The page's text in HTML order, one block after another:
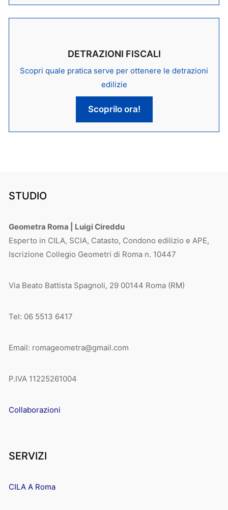
DETRAZIONI FISCALI
Scopri quale pratica serve per ottenere le detrazioni
edilizie
Scoprilo ora!
STUDIO
Geometra Roma | Luigi Cireddu
Esperto in CILA, SCIA, Catasto, Condono edilizio e APE,
Iscrizione Collegio Geometri di Roma n. 10447
Via Beato Battista Spagnoli, 29 00144 Roma (RM)
Tel: 06 5513 6417
Email: romageometra@gmail.com
P.IVA 11225261004
Collaborazioni
SERVIZI
CILA A Roma